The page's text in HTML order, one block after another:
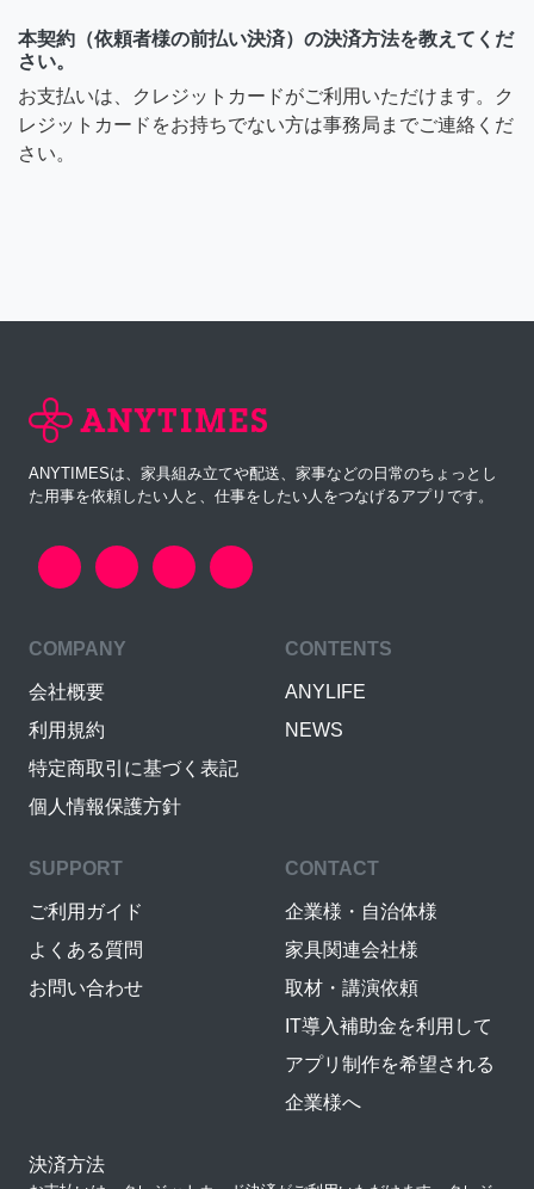
本契約（依頼者様の前払い決済）の決済方法を教えてくだ
さい。
お支払いは、クレジットカードがご利用いただけます。ク
レジットカードをお持ちでない方は事務局までご連絡くだ
さい。
ANYTIMESは、家具組み立てや配送、家事などの日常のちょっとし
た用事を依頼したい人と、仕事をしたい人をつなげるアプリです。
COMPANY
会社概要
利用規約
特定商取引に基づく表記
個人情報保護方針
CONTENTS
ANYLIFE
NEWS
SUPPORT
ご利用ガイド
よくある質問
お問い合わせ
CONTACT
企業様・自治体様
家具関連会社様
取材・講演依頼
IT導入補助金を利用して
アプリ制作を希望される
企業様へ
決済方法